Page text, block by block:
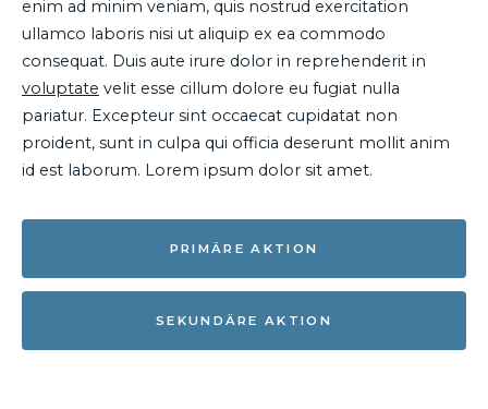
enim ad minim veniam, quis nostrud exercitation
ullamco laboris nisi ut aliquip ex ea commodo
consequat. Duis aute irure dolor in reprehenderit in
voluptate velit esse cillum dolore eu fugiat nulla
pariatur. Excepteur sint occaecat cupidatat non
proident, sunt in culpa qui officia deserunt mollit anim
id est laborum. Lorem ipsum dolor sit amet.
PRIMÄRE AKTION
SEKUNDÄRE AKTION